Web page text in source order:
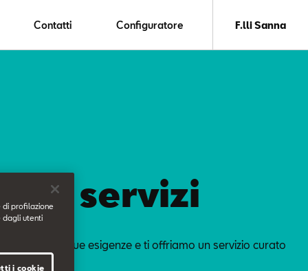
Contatti Configuratore F.lli Sanna
servizi
cura delle tue esigenze e ti offriamo un servizio curato
di profilazione
dagli utenti
i cookie